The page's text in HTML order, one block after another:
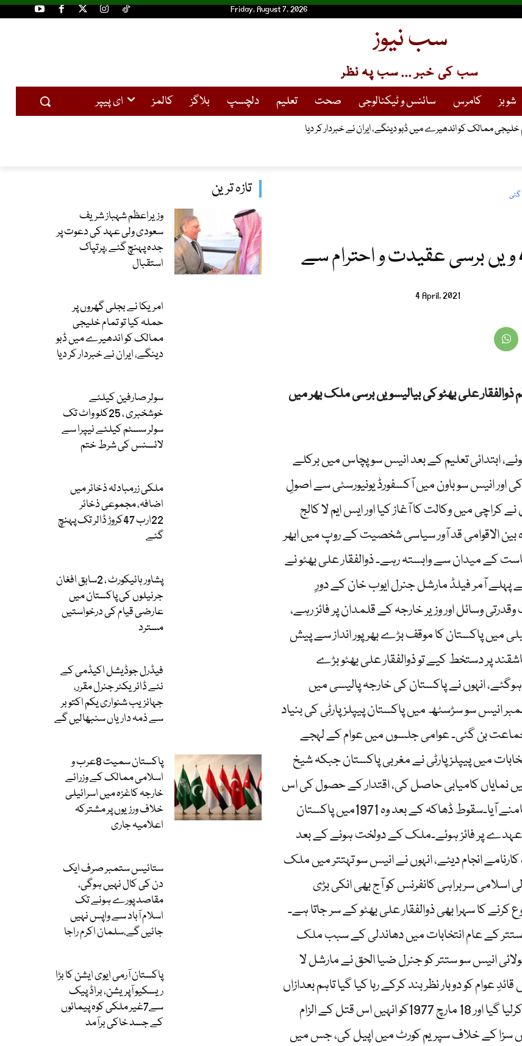
Friday, August 7, 2026
سب نیوز
سب کی خبر ... سب پہ نظر
شوبز کامرس سائنس و ٹیکنالوجی صحت تعلیم دلچسپ بلاگز کالمز ای پیپر
ممالک کو اندھیرے میں ڈبو دینگے، ایران نے خبردار کر دیا
تازہ ترین
وزیراعظم شہباز شریف
سعودی ولی عہد کی دعوت پر
جدہ پہنچ گئے ،پرتپاک
استقبال
امریکا نے بجلی گھروں پر
حملہ کیا تو تمام خلیجی
ممالک کو اندھیرے میں ڈبو
دینگے، ایران نے خبردار کر دیا
سولر صارفین کیلئے
خوشخبری ، 25کلو واٹ تک
سولر سسٹم کیلئے نیپرا سے
لائسنس کی شرط ختم
ملکی زرمبادلہ ذخائر میں
اضافہ، مجموعی ذخائر
22ارب 47کروڑ ڈالر تک پہنچ
گئے
پشاور ہائیکورٹ ، 2سابق افغان
جرنیلوں کی پاکستان میں
عارضی قیام کی درخواستیں
مسترد
فیڈرل جوڈیشل اکیڈمی کے
نئے ڈائریکٹر جنرل مقرر،
جہانزیب شنواری یکم اکتوبر
سے ذمہ داریاں سنبھالیں گے
پاکستان سمیت 8عرب و
اسلامی ممالک کے وزرائے
خارجہ کاغزہ میں اسرائیلی
خلاف ورزیوں پر مشترکہ
اعلامیہ جاری
ستائیس ستمبر صرف ایک
دن کی کال نہیں ہوگی،
مقاصد پورے ہونے تک
اسلام آباد سے واپس نہیں
جائیں گے،سلمان اکرم راجا
پاکستان آرمی ایوی ایشن کا بڑا
ریسکیو آپریشن، براڈ پیک
سے7غیر ملکی کوہ پیمائوں
کے جسد خاکی برآمد
سابق وزیرِاعظم ذوالفقاربھٹو کی42 ویں برسی عقیدت و احترام سے
4 April, 2021
ذوالفقار علی بھٹو کی بیالیسویں برسی ملک بھر میں
لاڑکانہ میں پیدا ہوئے، ابتدائی تعلیم کے بعد انیس سو پچاس میں برکلے
انیس سو باون میں آکسفورڈ یونیورسٹی سے اصولِ
کراچی میں وکالت کا آغاز کیا اور ایس ایم لا کالج
بین الاقوامی قد آور سیاسی شخصیت کے روپ میں ابھر
کے میدان سے وابستہ رہے۔ ذوالفقار علی بھٹو نے
پہلے آمر فیلڈ مارشل جنرل ایوب خان کے دورِ
وسائل اور وزیر خارجہ کے قلمدان پر فائز رہے،
اسمبلی میں پاکستان کا موقف بڑے بھرپور انداز سے پیش
تاشقند پر دستخط کیے تو ذوالفقار علی بھٹو بڑے
انہوں نے پاکستان کی خارجہ پالیسی میں
انیس سو سڑسٹھ میں پاکستان پیپلزپارٹی کی بنیاد
بن گئی۔ عوامی جلسوں میں عوام کے لہجے
میں پیپلزپارٹی نے مغربی پاکستان جبکہ شیخ
کامیابی حاصل کی، اقتدار کے حصول کی اس
لڑائی میں نتیجہ ملک کے دوٹکڑوں کی صورت میں سامنے آیا۔سقوط ڈھاکہ کے بعد وہ 1971میں پاکستان
کے عہدے پر فائز ہوئے۔ملک کے دولخت ہونے کے بعد
کارنامے انجام دیئے، انہوں نے انیس سو تہتتر میں ملک
اسلامی سربراہی کانفرنس کو آج بھی انکی بڑی
کرنے کا سہرا بھی ذوالفقار علی بھٹو کے سر جاتا ہے۔
کے عام انتخابات میں دھاندلی کے سبب ملک
انیس سو ستتر کو جنرل ضیا الحق نے مارشل لا
عوام کو دوبار نظر بند کرکے رہا کیا گیا تاہم بعدازاں
ذوالفقار علی بھٹو کو قتل کے ایک مقدمہ میں گرفتار کرلیا گیا اور 18 مارچ 1977کو انہیں اس قتل کے الزام
سزا کے خلاف سپریم کورٹ میں اپیل کی، جس میں